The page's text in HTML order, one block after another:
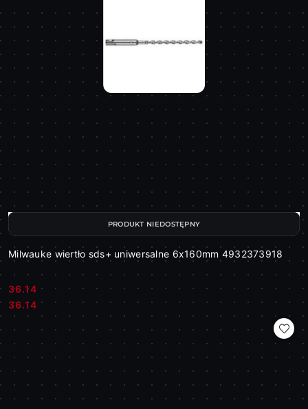
Milwauke wiertło sds+ uniwersalne 6x160mm 4932373918
Cena:
36.14
Cena:
36.14
PRODUKT NIEDOSTĘPNY